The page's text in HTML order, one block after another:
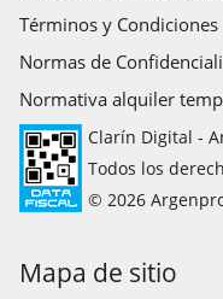
Términos y Condiciones
Normas de
Normativa alquiler
Clarín Digital -
Todos los
© 2026
Mapa de sitio